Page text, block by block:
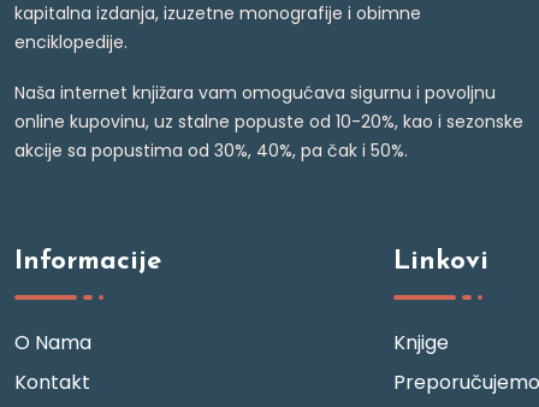
kapitalna izdanja, izuzetne monografije i obimne
enciklopedije.
Naša internet knjižara vam omogućava sigurnu i povoljnu
online kupovinu, uz stalne popuste od 10-20%, kao i sezonske
akcije sa popustima od 30%, 40%, pa čak i 50%.
Informacije
O Nama
Kontakt
Linkovi
Knjige
Preporučujemo